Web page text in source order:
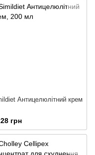
Антицелюлітний крем
грн